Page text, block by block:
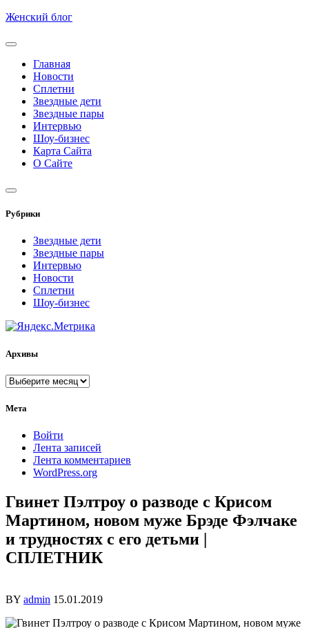
Skip
content
Женский блог
Главная
Новости
Сплетни
Звездные дети
Звездные пары
Интервью
Шоу-бизнес
Карта Сайта
О Сайте
Рубрики
Звездные дети
Звездные пары
Интервью
Новости
Сплетни
Шоу-бизнес
Архивы
Архивы
Мета
Войти
Лента записей
Лента комментариев
WordPress.org
Гвинет Пэлтроу о разводе с Крисом
Мартином, новом муже Брэде Фэлчаке
и трудностях с его детьми |
СПЛЕТНИК
BY admin 15.01.2019